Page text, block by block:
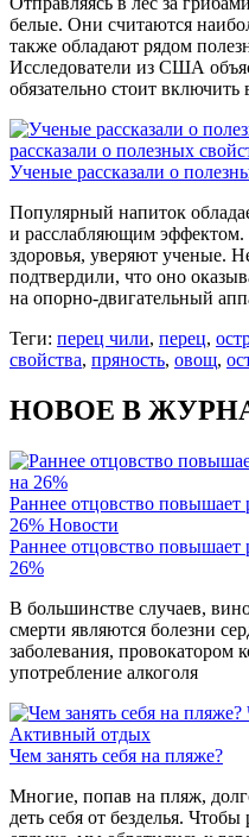
белые. Они считаются
также обладают рядом
Исследователи из США
обязательно стоит включить
рассказали о полезных
Ученые рассказали о
Популярный напиток
и расслабляющим
здоровья, уверяют ученые.
подтвердили, что оно
на опорно-двигательный
Теги: перец чили, перец,
свойства, пряность, овощ,
НОВОЕ В
Раннее отцовство
26% Новости
Раннее отцовство
26%
В большинстве случаев,
смерти являются болезни
заболевания, провокатором
употребление алкоголя
Активный отдых
Чем занять себя на пляже?
Многие, попав на пляж,
деть себя от безделья.